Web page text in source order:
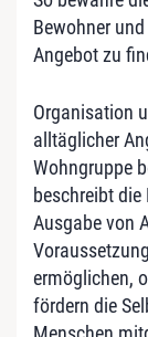
Bewohner
Angebot zu
Organisation
alltäglicher
Wohngruppe
beschreibt die
Ausgabe von
ermöglichen,
fördern die